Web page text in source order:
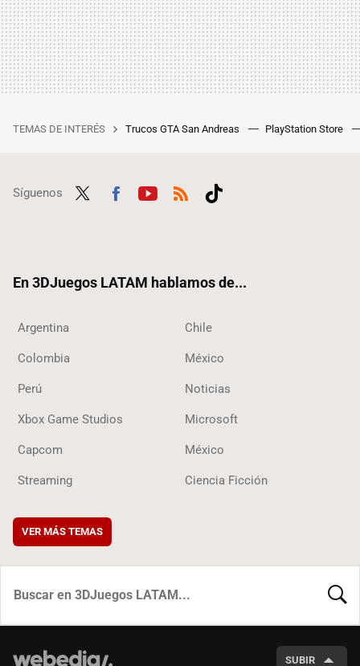
TEMAS DE INTERÉS Trucos GTA San Andreas PlayStation Store
Síguenos
En 3DJuegos LATAM hablamos de...
Argentina Chile
Colombia México
Perú Noticias
Xbox Game Studios Microsoft
Capcom México
Streaming Ciencia Ficción
VER MÁS TEMAS
SUBIR